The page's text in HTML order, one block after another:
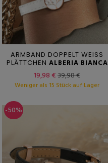
ARMBAND DOPPELT WEISS
PLÄTTCHEN ALBERIA BIANCA
19,98 €39,98 €
Weniger als 15 Stück auf Lager
-50%